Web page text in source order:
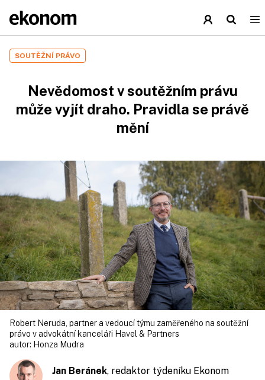
SOUTĚŽNÍ PRÁVO
Nevědomost v soutěžním právu
může vyjít draho. Pravidla se právě
mění
Robert Neruda, partner a vedoucí týmu zaměřeného na soutěžní
právo v advokátní kanceláři Havel & Partners
autor: Honza Mudra
Jan Beránek, redaktor týdeníku Ekonom